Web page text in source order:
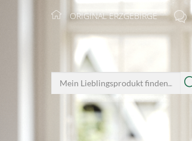
ORIGINAL ERZGEBIRGE